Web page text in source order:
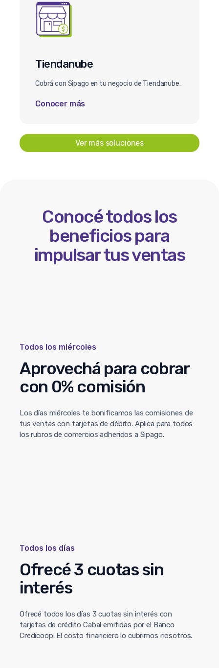
Tiendanube
Cobrá con Sipago en tu negocio de Tiendanube.
Conocer más
Ver más soluciones
Conocé todos los
beneficios para
impulsar tus ventas
Todos los miércoles
Aprovechá para cobrar
con 0% comisión
Los días miércoles te bonificamos las comisiones de
tus ventas con tarjetas de débito. Aplica para todos
los rubros de comercios adheridos a Sipago.
Todos los días
Ofrecé 3 cuotas sin
interés
Ofrecé todos los días 3 cuotas sin interés con
tarjetas de crédito Cabal emitidas por el Banco
Credicoop. El costo financiero lo cubrimos nosotros.